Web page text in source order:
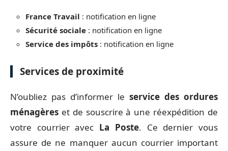
France Travail : notification en ligne
Sécurité sociale : notification en ligne
Service des impôts : notification en ligne
Services de proximité
N’oubliez pas d’informer le service des ordures
ménagères et de souscrire à une réexpédition de
votre courrier avec La Poste. Ce dernier vous
assure de ne manquer aucun courrier important